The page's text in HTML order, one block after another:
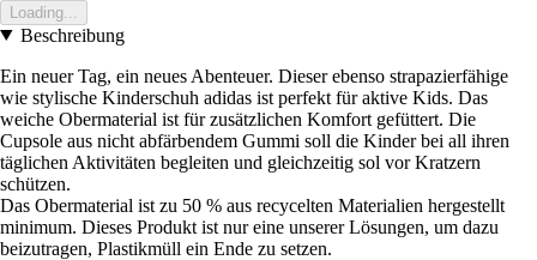
Loading...
Beschreibung
Ein neuer Tag, ein neues Abenteuer. Dieser ebenso strapazierfähige
wie stylische Kinderschuh adidas ist perfekt für aktive Kids. Das
weiche Obermaterial ist für zusätzlichen Komfort gefüttert. Die
Cupsole aus nicht abfärbendem Gummi soll die Kinder bei all ihren
täglichen Aktivitäten begleiten und gleichzeitig sol vor Kratzern
schützen.
Das Obermaterial ist zu 50 % aus recycelten Materialien hergestellt
minimum. Dieses Produkt ist nur eine unserer Lösungen, um dazu
beizutragen, Plastikmüll ein Ende zu setzen.